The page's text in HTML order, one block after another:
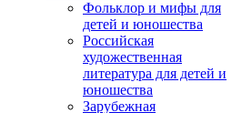
Фольклор и мифы для
детей и юношества
Российская
художественная
литература для детей и
юношества
Зарубежная